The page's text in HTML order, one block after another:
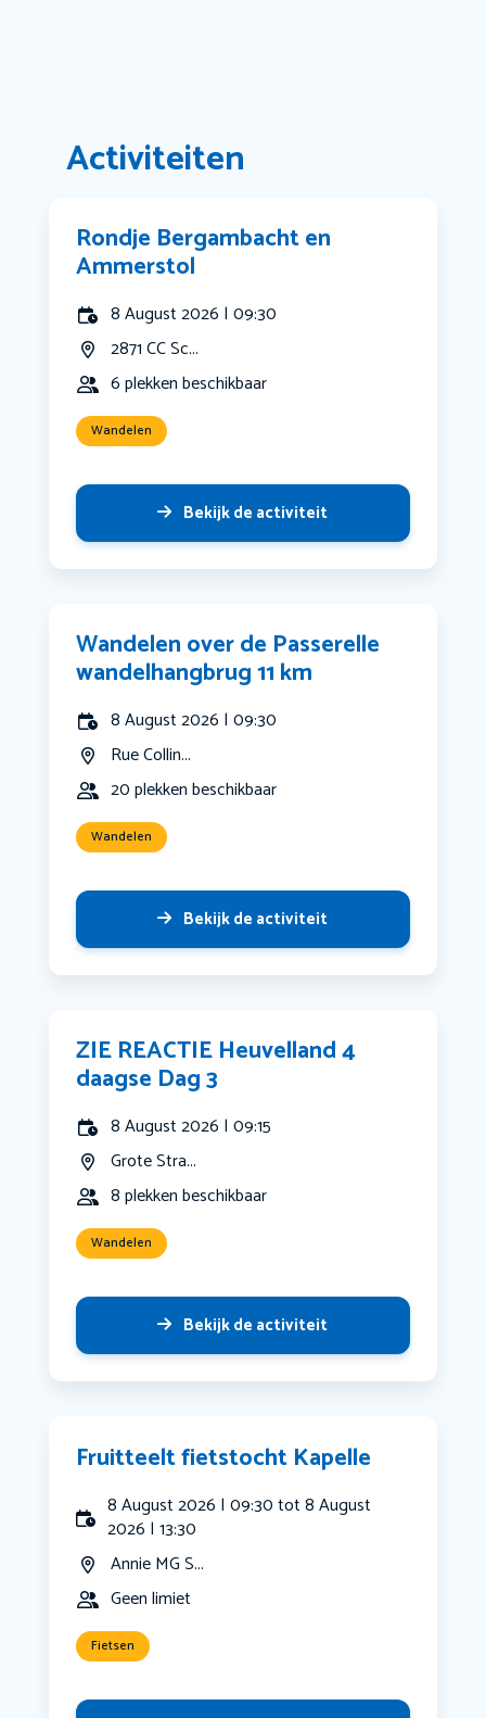
Activiteiten
Rondje Bergambacht en
Ammerstol
8 August 2026 | 09:30
2871 CC Sc...
6 plekken beschikbaar
Wandelen
Bekijk de activiteit
Wandelen over de Passerelle
wandelhangbrug 11 km
8 August 2026 | 09:30
Rue Collin...
20 plekken beschikbaar
Wandelen
Bekijk de activiteit
ZIE REACTIE Heuvelland 4
daagse Dag 3
8 August 2026 | 09:15
Grote Stra...
8 plekken beschikbaar
Wandelen
Bekijk de activiteit
Fruitteelt fietstocht Kapelle
8 August 2026 | 09:30 tot 8 August
2026 | 13:30
Annie MG S...
Geen limiet
Fietsen